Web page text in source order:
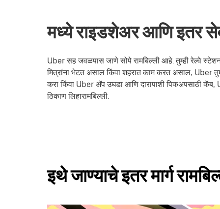
मध्ये राइडशेअर आणि इतर
Uber सह जवळपास जाणे सोपे रामबिल्ली आहे. तुम्ही रेल्वे
मित्रांना भेटत असाल किंवा शहरात काम करत असाल, Uber
करा किंवा Uber अ‍ॅप उघडा आणि दारापाशी पिकअपसाठी
ठिकाण लिहारामबिल्ली.
इथे जाण्याचे इतर मार्ग